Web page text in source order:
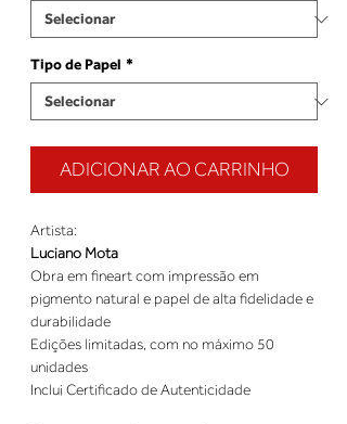
Tipo de Papel *
ADICIONAR AO CARRINHO
Artista:
Luciano Mota
Obra em fineart com impressão em
pigmento natural e papel de alta fidelidade e
durabilidade
Edições limitadas, com no máximo 50
unidades
Inclui Certificado de Autenticidade